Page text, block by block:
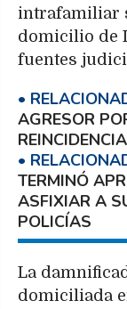
intrafamiliar
domicilio de
fuentes
AGRESOR
TERMINÓ
ASFIXIAR A
POLICÍAS
La
domiciliada